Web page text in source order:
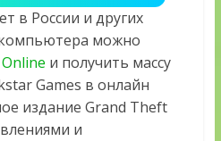
в России и других
можно
и получить массу
Games в онлайн
издание Grand Theft
и